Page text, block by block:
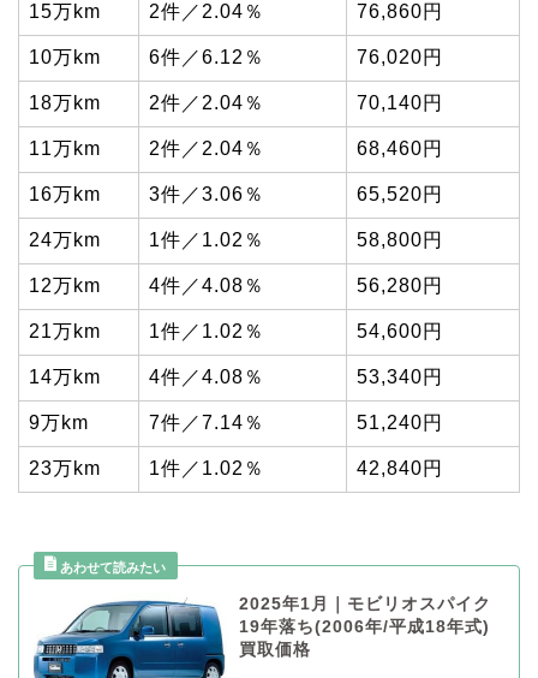
15万km 2件／2.04％ 76,860円
10万km 6件／6.12％ 76,020円
18万km 2件／2.04％ 70,140円
11万km 2件／2.04％ 68,460円
16万km 3件／3.06％ 65,520円
24万km 1件／1.02％ 58,800円
12万km 4件／4.08％ 56,280円
21万km 1件／1.02％ 54,600円
14万km 4件／4.08％ 53,340円
9万km 7件／7.14％ 51,240円
23万km 1件／1.02％ 42,840円
2025年1月｜モビリオスパイク
19年落ち(2006年/平成18年式)
買取価格